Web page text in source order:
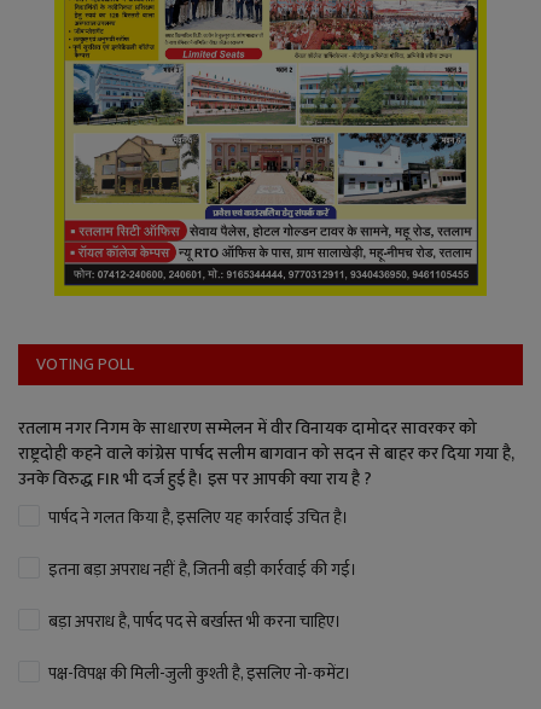
VOTING POLL
रतलाम नगर निगम के साधारण सम्मेलन में वीर विनायक दामोदर सावरकर को
राष्ट्रदोही कहने वाले कांग्रेस पार्षद सलीम बागवान को सदन से बाहर कर दिया गया है,
उनके विरुद्ध FIR भी दर्ज हुई है। इस पर आपकी क्या राय है ?
पार्षद ने गलत किया है, इसलिए यह कार्रवाई उचित है।
इतना बड़ा अपराध नहीं है, जितनी बड़ी कार्रवाई की गई।
बड़ा अपराध है, पार्षद पद से बर्खास्त भी करना चाहिए।
पक्ष-विपक्ष की मिली-जुली कुश्ती है, इसलिए नो-कमेंट।